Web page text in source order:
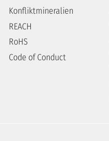
Konfliktmineralien
REACH
RoHS
Code of Conduct